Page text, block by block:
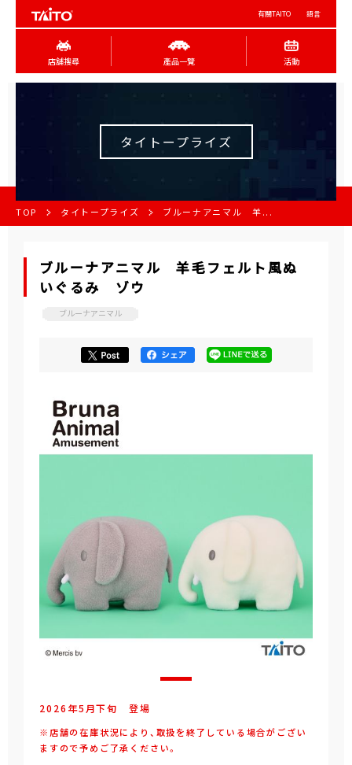
有關TAITO 語言
店舖搜尋 產品一覽 活動
タイトープライズ
TOP タイトープライズ ブルーナアニマル 羊...
ブルーナアニマル 羊毛フェルト風ぬ
いぐるみ ゾウ
ブルーナアニマル
2026年5 月下旬 登場
※店舗の在庫状況により、取扱を終了している場合がござい
ますので予めご了承ください。